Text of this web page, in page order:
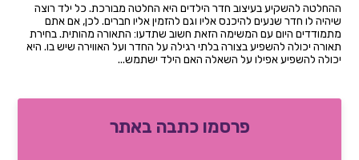
ההחלטה להשקיע בעיצוב חדר הילדים היא החלטה מבורכת. כל ילד רוצה
שיהיה לו חדר שנעים להיכנס אליו וגם להזמין אליו חברים. לכן, אם אתם
מתמודדים היום עם המשימה הזאת חשוב שתדעו: התאורה מהותית. בחירת
תאורה יכולה להשפיע בצורה בלתי רגילה על החדר ועל האווירה שיש בו. היא
יכולה להשפיע אפילו על השאלה האם הילד ישתמש...
פרסמו כתבה באתר